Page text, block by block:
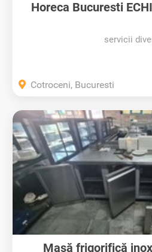
Horeca Bucuresti
servicii
Cotroceni, Bucuresti
Masă frigorifică